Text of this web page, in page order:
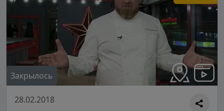
Закрылось
28.02.2018